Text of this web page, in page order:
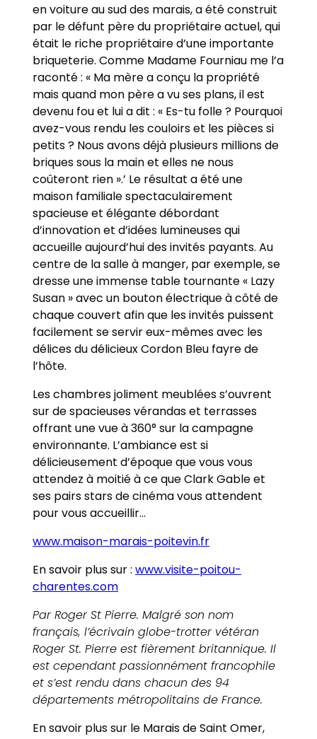
en voiture au sud des marais, a été construit
par le défunt père du propriétaire actuel, qui
était le riche propriétaire d’une importante
briqueterie. Comme Madame Fourniau me l’a
raconté : « Ma mère a conçu la propriété
mais quand mon père a vu ses plans, il est
devenu fou et lui a dit : « Es-tu folle ? Pourquoi
avez-vous rendu les couloirs et les pièces si
petits ? Nous avons déjà plusieurs millions de
briques sous la main et elles ne nous
coûteront rien ».’ Le résultat a été une
maison familiale spectaculairement
spacieuse et élégante débordant
d’innovation et d’idées lumineuses qui
accueille aujourd’hui des invités payants. Au
centre de la salle à manger, par exemple, se
dresse une immense table tournante « Lazy
Susan » avec un bouton électrique à côté de
chaque couvert afin que les invités puissent
facilement se servir eux-mêmes avec les
délices du délicieux Cordon Bleu fayre de
l’hôte.
Les chambres joliment meublées s’ouvrent
sur de spacieuses vérandas et terrasses
offrant une vue à 360° sur la campagne
environnante. L’ambiance est si
délicieusement d’époque que vous vous
attendez à moitié à ce que Clark Gable et
ses pairs stars de cinéma vous attendent
pour vous accueillir…
www.maison-marais-poitevin.fr
En savoir plus sur :www.visite-poitou-
charentes.com
Par Roger St Pierre. Malgré son nom
français, l’écrivain globe-trotter vétéran
Roger St. Pierre est fièrement britannique. Il
est cependant passionnément francophile
et s’est rendu dans chacun des 94
départements métropolitains de France.
En savoir plus sur le Marais de Saint Omer,